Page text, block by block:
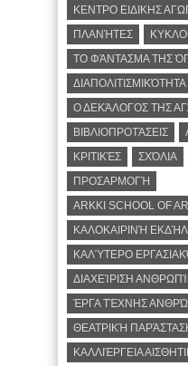
ΚΕΝΤΡΟ ΕΙΔΙΚΗΣ
ΠΛΑΝΉΤΕΣ
ΤΟ ΦΆΝΤΑΣΜΑ ΤΗΣ
ΔΙΑΠΟΛΙΤΙΣΜΙΚΌΤΗΤΑ
Ο ΔΕΚΆΛΟΓΟΣ ΤΗΣ
ΒΙΒΛΙΟΠΡΟΤΆΣΕΙΣ
ΚΡΙΤΙΚΈΣ
ΣΧΌΛΙΑ
ΠΡΟΣΑΡΜΟΓΉ
ARKKI SCHOOL OF
ΚΑΛΟΚΑΙΡΙΝΉ
ΚΑΛΎΤΕΡΟ
ΔΙΑΧΕΊΡΙΣΗ
ΈΡΓΑ ΤΈΧΝΗΣ
ΘΕΑΤΡΙΚΉ
ΚΑΛΛΙΈΡΓΕΙΑ